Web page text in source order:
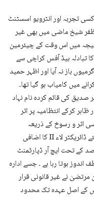
15، دسمبر 2014ء میں بلا کسی تجربہ اور انٹرویو اسسٹنٹ
مظفر شیخ ماضی میں بھی غیر
میں اس وقت کے چیئرمین
تبادلہ ہیڈ آفس کراچی سے
باز نہ آیا اور اظہر حمید
میں کامیاب ہو گیا تھا۔
صدیق کی قائم کردہ نام نہاد
کرکے انتظامیہ پر اثر
اثر و رسوخ کے ذریعہ
جونیئر افسر ہونے کے باوجود بلا ضرورت اپنے لئے ڈائریکٹر لاء II کا اضافی
کے تحت ایچ آر ڈپارٹمنٹ
ہوتا رہا ہے ۔ جسے ادارہ
نے غیر قانونی قرار
اس کے اصل عہدہ تک محدود